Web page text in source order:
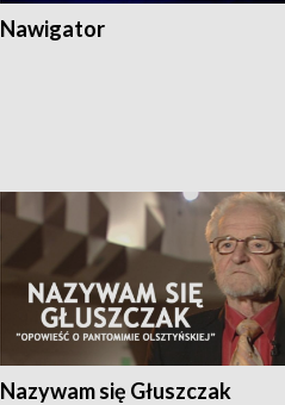
Nawigator
Nazywam się Głuszczak